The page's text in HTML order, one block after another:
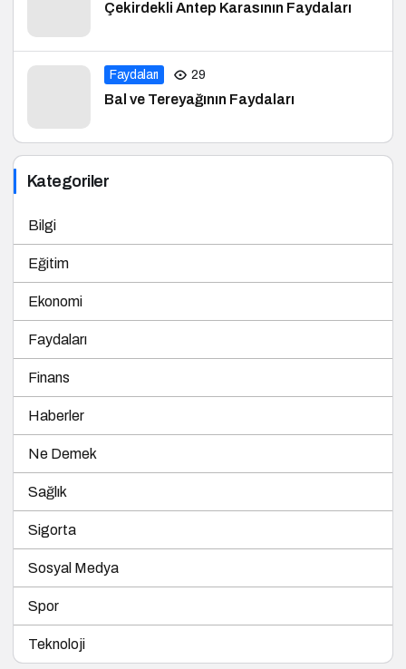
Çekirdekli Antep Karasının Faydaları
Faydaları 29
Bal ve Tereyağının Faydaları
Kategoriler
Bilgi
Eğitim
Ekonomi
Faydaları
Finans
Haberler
Ne Demek
Sağlık
Sigorta
Sosyal Medya
Spor
Teknoloji